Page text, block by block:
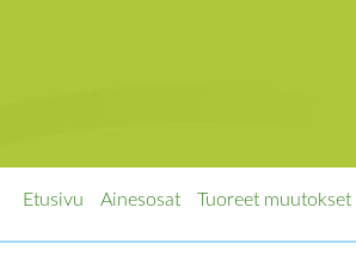
Etusivu Ainesosat Tuoreet muutokset